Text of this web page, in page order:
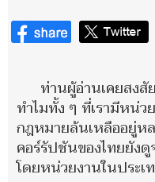
ท่านผู้อ่านเคยสง
ทำไมทั้ง ๆ ที่เรามีหน่
กฎหมายล้นเหลืออยู่ห
คอร์รัปชันของไทยยัง
โดยหน่วยงานในประ